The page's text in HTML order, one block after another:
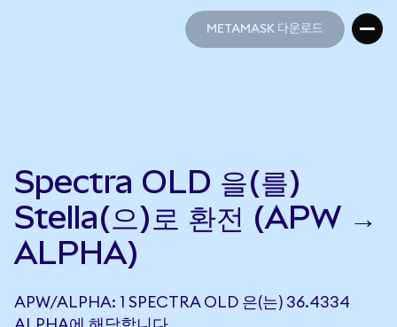
METAMASK 다운로드
Spectra OLD 을(를)
Stella(으)로 환전 (APW →
ALPHA)
APW/ALPHA: 1 SPECTRA OLD 은(는) 36.4334